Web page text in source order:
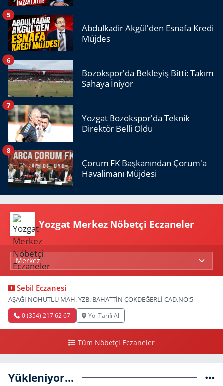
Abdulkadir Akgül'den Esnafa Kredi
Müjdesi
5
Bozokspor'da Bekleyiş Bitti: Takım
Sahaya İniyor
6
Yozgat Bozokspor'da Teknik
Direktör Belli Oldu
7
Çorum FK Başkanından Çorum'a
Havalimanı Müjdesi
8
Yozgat Merkez Nöbetçi Eczaneler
Sebil Eczanesi
AŞAĞI NOHUTLU MAH. YZB. BAHATTİN ÇOKDEĞERLİ CAD.NO:5
0 (354) 217 62 67 Yol Tarifi Al
Tüm Nöbetçi Eczaneler
Yükleniyor...